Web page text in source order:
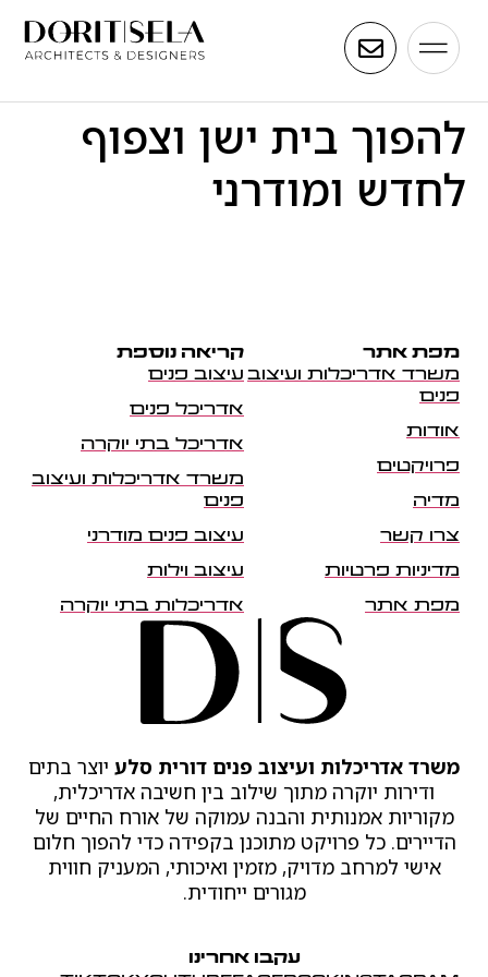
להפוך בית ישן וצפוף
לחדש ומודרני
משרד אדריכלות ועיצוב פנים דורית סלע יוצר בתים
ודירות יוקרה מתוך שילוב בין חשיבה אדריכלית,
מקוריות אמנותית והבנה עמוקה של אורח החיים של
הדיירים. כל פרויקט מתוכנן בקפידה כדי להפוך חלום
אישי למרחב מדויק, מזמין ואיכותי, המעניק חווית
מגורים ייחודית.
עקבו אחרינו
מפת אתר
משרד אדריכלות ועיצוב
פנים
אודות
פרויקטים
מדיה
צרו קשר
מדיניות פרטיות
מפת אתר
קריאה נוספת
עיצוב פנים
אדריכל פנים
אדריכל בתי יוקרה
משרד אדריכלות ועיצוב
פנים
עיצוב פנים מודרני
עיצוב וילות
אדריכלות בתי יוקרה